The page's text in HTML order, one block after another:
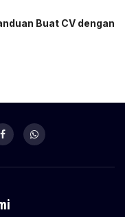
Buat CV dengan